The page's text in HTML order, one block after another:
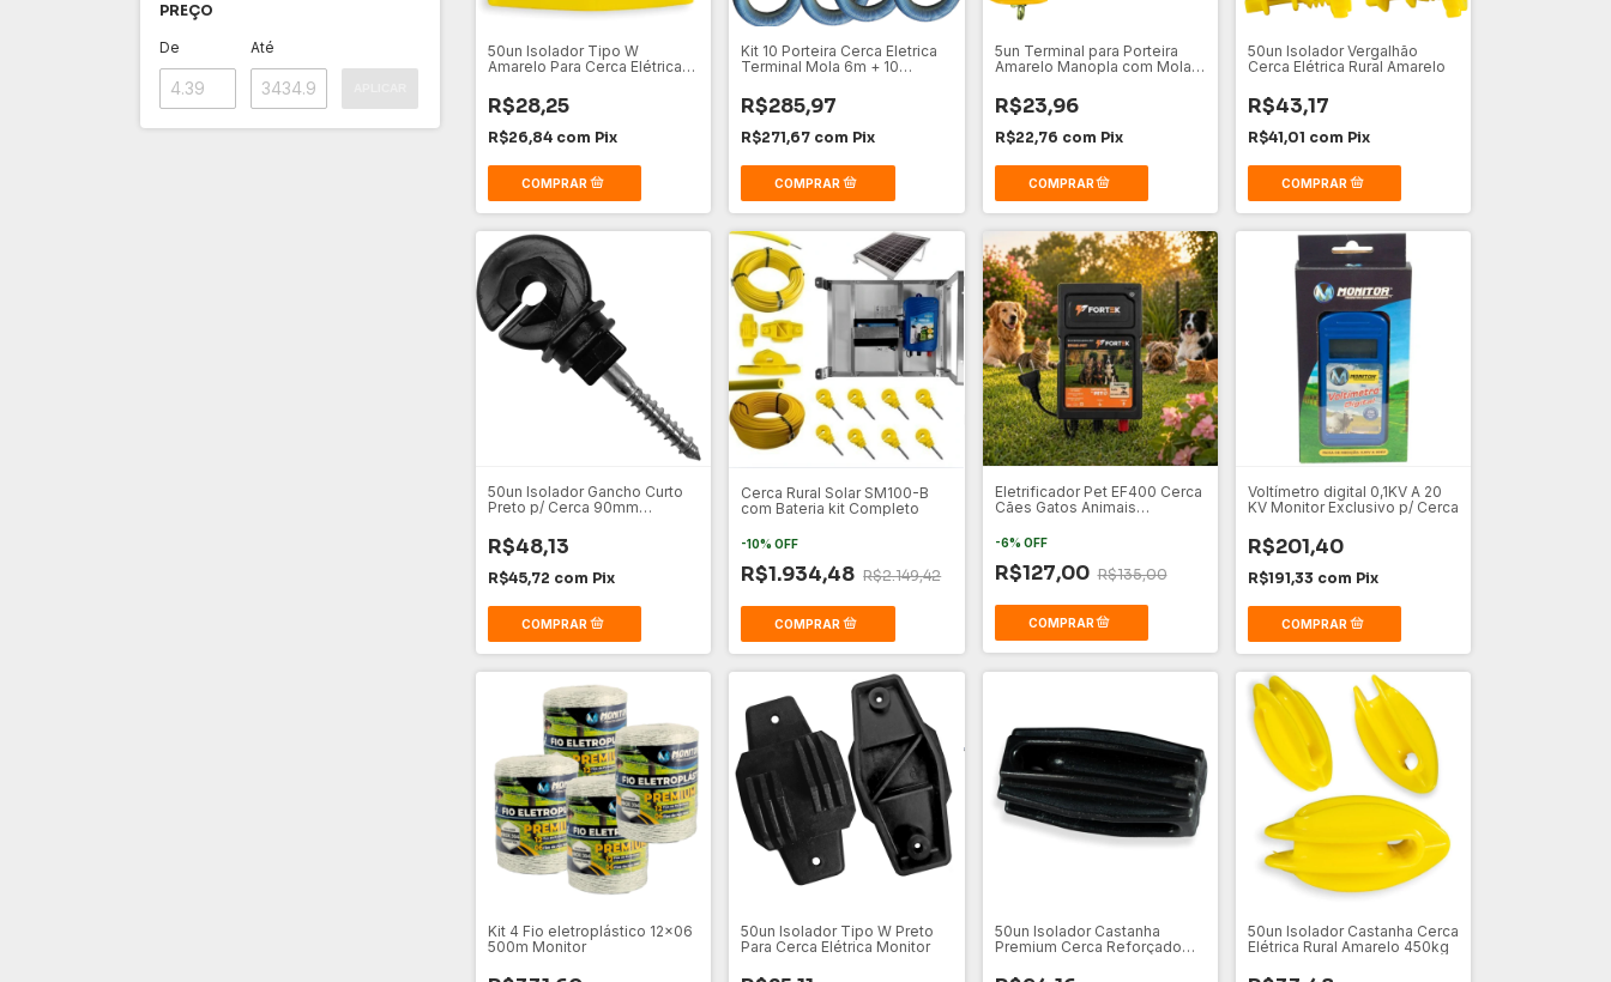
PREÇO
De Até
50un Isolador Tipo W
Amarelo Para Cerca Elétrica
R$28,25
R$26,84 com Pix
Kit 10 Porteira Cerca Eletrica
Terminal Mola 6m + 10
R$285,97
R$271,67 com Pix
5un Terminal para Porteira
Amarelo Manopla com Mola
R$23,96
R$22,76 com Pix
50un Isolador Vergalhão
Cerca Elétrica Rural Amarelo
R$43,17
R$41,01 com Pix
50un Isolador Gancho Curto
Preto p/ Cerca 90mm
R$48,13
R$45,72 com Pix
Cerca Rural Solar SM100-B
com Bateria kit Completo
-10%OFF
R$1.934,48 R$2.149,42
Eletrificador Pet EF400 Cerca
Cães Gatos Animais
-6% OFF
R$127,00 R$135,00
Voltímetro digital 0,1KV A 20
KV Monitor Exclusivo p/ Cerca
R$201,40
R$191,33 com Pix
Kit 4 Fio eletroplástico 12x06
500m Monitor
50un Isolador Tipo W Preto
Para Cerca Elétrica Monitor
50un Isolador Castanha
Premium Cerca Reforçado
50un Isolador Castanha Cerca
Elétrica Rural Amarelo 450kg